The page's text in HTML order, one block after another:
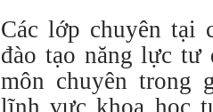
Các lớp chuyên tại
đào tạo năng lực tư
môn chuyên trong
lĩnh vực khoa học